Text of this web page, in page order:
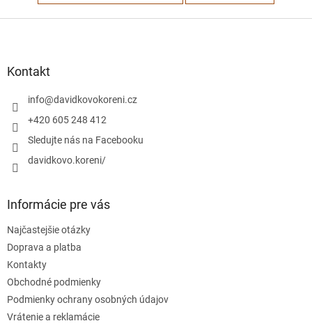
Kontakt
info@davidkovokoreni.cz
+420 605 248 412
Sledujte nás na Facebooku
davidkovo.koreni/
Informácie pre vás
Najčastejšie otázky
Doprava a platba
Kontakty
Obchodné podmienky
Podmienky ochrany osobných údajov
Vrátenie a reklamácie